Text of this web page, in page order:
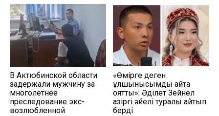
В Актюбинской области
задержали мужчину за
многолетнее
преследование экс-
возлюбленной
«Өмірге деген
құлшынысымды қайта
оятты»: Әділет Зейнел
қазіргі әйелі туралы айтып
берді